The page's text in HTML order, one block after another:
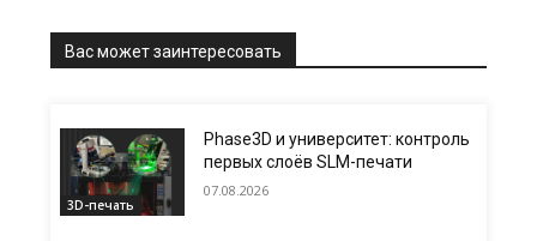
Вас может заинтересовать
3D-печать
Phase3D и университет: контроль
первых слоёв SLM-печати
07.08.2026